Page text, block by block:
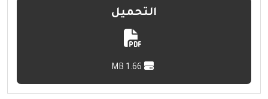
التحميل